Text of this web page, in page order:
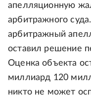
апелляционную
арбитражного
арбитражный
оставил решение
Оценка объекта
миллиард 120
никто не может